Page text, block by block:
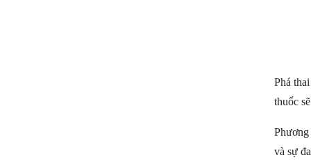
Phá
thuốc
và sự